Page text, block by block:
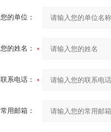
您的单位：
您的姓名：
联系电话：
常用邮箱：